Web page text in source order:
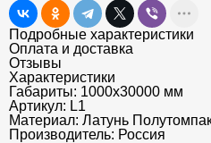
Подробные характеристики
Оплата и доставка
Отзывы
Характеристики
Габариты: 1000х30000 мм
Артикул: L1
Материал: Латунь
Производитель: Россия